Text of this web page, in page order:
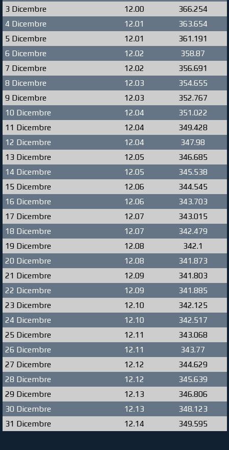
3 Dicembre
12.00
366.254
4 Dicembre
12.01
363.654
5 Dicembre
12.01
361.191
6 Dicembre
12.02
358.87
7 Dicembre
12.02
356.691
8 Dicembre
12.03
354.655
9 Dicembre
12.03
352.767
10 Dicembre
12.04
351.022
11 Dicembre
12.04
349.428
12 Dicembre
12.04
347.98
13 Dicembre
12.05
346.685
14 Dicembre
12.05
345.538
15 Dicembre
12.06
344.545
16 Dicembre
12.06
343.703
17 Dicembre
12.07
343.015
18 Dicembre
12.07
342.479
19 Dicembre
12.08
342.1
20 Dicembre
12.08
341.873
21 Dicembre
12.09
341.803
22 Dicembre
12.09
341.885
23 Dicembre
12.10
342.125
24 Dicembre
12.10
342.517
25 Dicembre
12.11
343.068
26 Dicembre
12.11
343.77
27 Dicembre
12.12
344.629
28 Dicembre
12.12
345.639
29 Dicembre
12.13
346.806
30 Dicembre
12.13
348.123
31 Dicembre
12.14 349.595